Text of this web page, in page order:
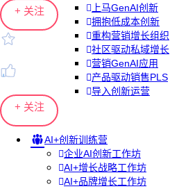
上马GenAI创新
拥抱低成本创新
重构营销增长组织
社区驱动私域增长
营销GenAI应用
产品驱动销售PLS
导入创新运营
AI+创新训练营
企业AI创新工作坊
AI+增长战略工作坊
AI+品牌增长工作坊
+ 关注
+ 关注